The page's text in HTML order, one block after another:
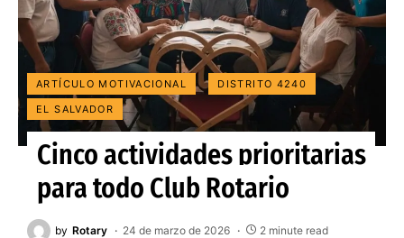
ARTÍCULO MOTIVACIONAL
DISTRITO 4240
EL SALVADOR
Cinco actividades prioritarias
para todo Club Rotario
by Rotary 24 de marzo de 2026 2 minute read